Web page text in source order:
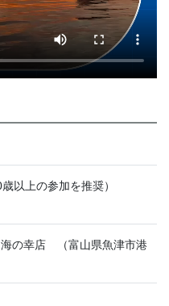
以上の参加を推奨）
の幸店 （富山県魚津市港